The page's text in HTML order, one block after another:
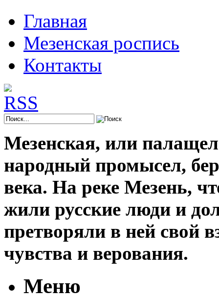
Главная
Мезенская роспись
Контакты
Мезенская, или
народный промысел,
века. На реке Мезень,
жили русские люди и
претворяли в ней свой
чувства и верования.
Меню